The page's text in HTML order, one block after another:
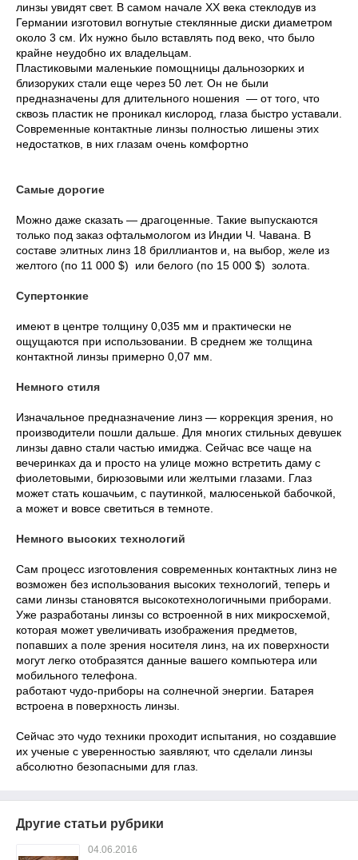
линзы увидят свет. В самом начале ХХ века стеклодув из
Германии изготовил вогнутые стеклянные диски диаметром
около 3 см. Их нужно было вставлять под веко, что было
крайне неудобно их владельцам.
Пластиковыми маленькие помощницы дальнозорких и
близоруких стали еще через 50 лет. Он не были
предназначены для длительного ношения ― от того, что
сквозь пластик не проникал кислород, глаза быстро уставали.
Современные контактные линзы полностью лишены этих
недостатков, в них глазам очень комфортно
Самые дорогие
Можно даже сказать ― драгоценные. Такие выпускаются
только под заказ офтальмологом из Индии Ч. Чавана. В
составе элитных линз 18 бриллиантов и, на выбор, желе из
желтого (по 11 000 $) или белого (по 15 000 $) золота.
Супертонкие
имеют в центре толщину 0,035 мм и практически не
ощущаются при использовании. В среднем же толщина
контактной линзы примерно 0,07 мм.
Немного стиля
Изначальное предназначение линз ― коррекция зрения, но
производители пошли дальше. Для многих стильных девушек
линзы давно стали частью имиджа. Сейчас все чаще на
вечеринках да и просто на улице можно встретить даму с
фиолетовыми, бирюзовыми или желтыми глазами. Глаз
может стать кошачьим, с паутинкой, малюсенькой бабочкой,
а может и вовсе светиться в темноте.
Немного высоких технологий
Сам процесс изготовления современных контактных линз не
возможен без использования высоких технологий, теперь и
сами линзы становятся высокотехнологичными приборами.
Уже разработаны линзы со встроенной в них микросхемой,
которая может увеличивать изображения предметов,
попавших а поле зрения носителя линз, на их поверхности
могут легко отобразятся данные вашего компьютера или
мобильного телефона.
работают чудо-приборы на солнечной энергии. Батарея
встроена в поверхность линзы.
Сейчас это чудо техники проходит испытания, но создавшие
их ученые с уверенностью заявляют, что сделали линзы
абсолютно безопасными для глаз.
Другие статьи рубрики
04.06.2016